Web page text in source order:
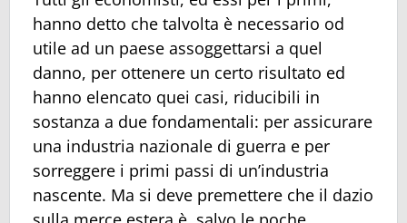
hanno detto che talvolta è necessario od
utile ad un paese assoggettarsi a quel
danno, per ottenere un certo risultato ed
hanno elencato quei casi, riducibili in
sostanza a due fondamentali: per assicurare
una industria nazionale di guerra e per
sorreggere i primi passi di un’industria
nascente. Ma si deve premettere che il dazio